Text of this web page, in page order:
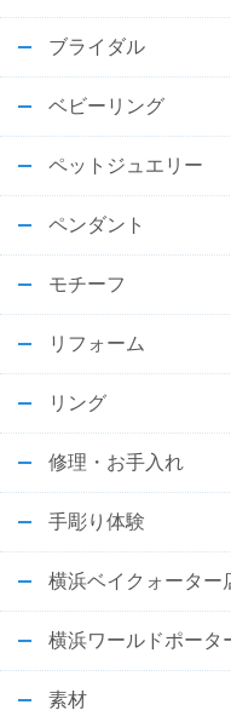
ブライダル
ベビーリング
ペットジュエリー
ペンダント
モチーフ
リフォーム
リング
修理・お手入れ
手彫り体験
横浜ベイクォーター
横浜ワールドポータ
素材